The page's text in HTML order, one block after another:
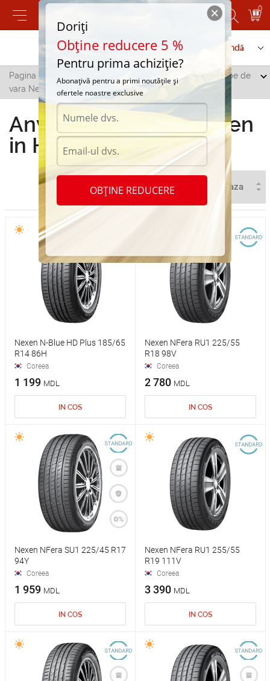
0
Contactați-ne Serviciu de comandă
Pagina principală Hincesti
Anvelope de
vara Nexen in Hincesti
Anvelope de vara Nexen
in Hincesti
Nexen N-Blue HD Plus 185/65
R14 86H
Coreea
1 199 MDL
IN COS
Nexen NFera RU1 225/55
R18 98V
Coreea
2 780 MDL
IN COS
Nexen NFera SU1 225/45 R17
94Y
Coreea
1 959 MDL
IN COS
Nexen NFera RU1 255/55
R19 111V
Coreea
3 390 MDL
IN COS
Doriți
Obține reducere 5 %
Pentru prima achiziție?
Abonațivă pentru a primi noutățile și
ofertele noastre exclusive
OBȚINE REDUCERE